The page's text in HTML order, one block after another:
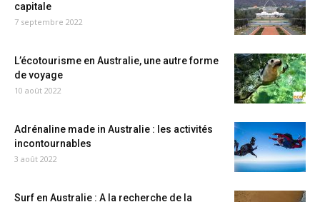
capitale
7 septembre 2022
L’écotourisme en Australie, une autre forme
de voyage
10 août 2022
Adrénaline made in Australie : les activités
incontournables
3 août 2022
Surf en Australie : A la recherche de la